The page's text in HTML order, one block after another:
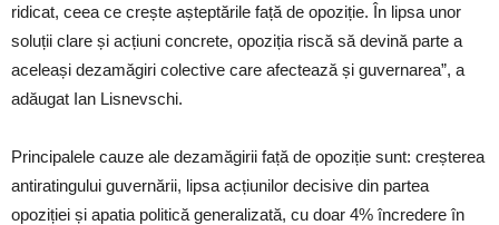
ridicat, ceea ce crește așteptările față de opoziție. În lipsa unor
soluții clare și acțiuni concrete, opoziția riscă să devină parte a
aceleași dezamăgiri colective care afectează și guvernarea”, a
adăugat Ian Lisnevschi.
Principalele cauze ale dezamăgirii față de opoziție sunt: creșterea
antiratingului guvernării, lipsa acțiunilor decisive din partea
opoziției și apatia politică generalizată, cu doar 4% încredere în